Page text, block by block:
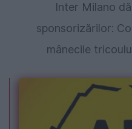
Inter Milano
sponsorizărilor:
mânecile